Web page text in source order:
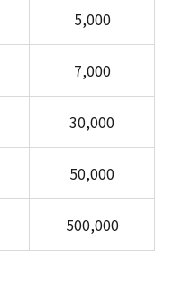
5,000
7,000
30,000
50,000
500,000